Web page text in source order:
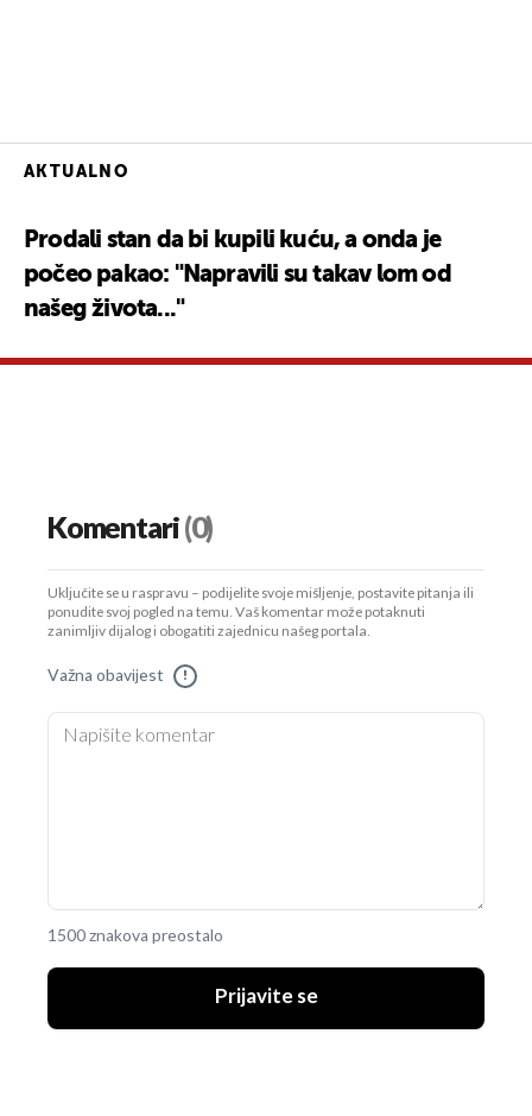
AKTUALNO
Prodali stan da bi kupili kuću, a onda je
počeo pakao: "Napravili su takav lom od
našeg života..."
Komentari(0)
Uključite se u raspravu – podijelite svoje mišljenje, postavite pitanja ili
ponudite svoj pogled na temu. Vaš komentar može potaknuti
zanimljiv dijalog i obogatiti zajednicu našeg portala.
Važna obavijest !
1500 znakova preostalo
Prijavite se